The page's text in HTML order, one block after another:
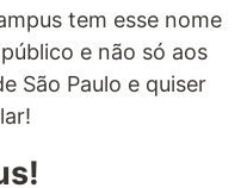
tem esse nome
e não só aos
São Paulo e quiser